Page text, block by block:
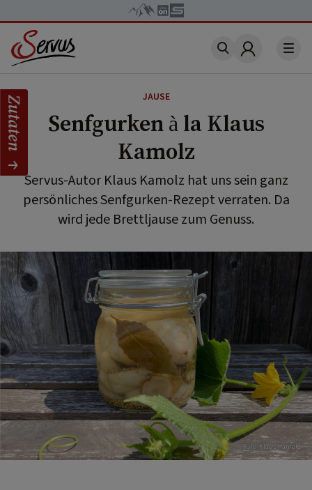
Account
JAUSE
Senfgurken à la Klaus
Kamolz
Servus-Autor Klaus Kamolz hat uns sein ganz
persönliches Senfgurken-Rezept verraten. Da
wird jede Brettljause zum Genuss.
Foto: Klaus Kamolz
Zutaten